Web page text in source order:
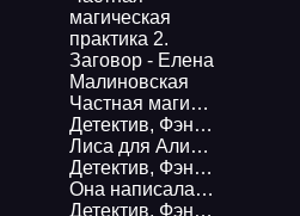
Частная магическая практика 2. Заговор - Елена Малиновская
Детектив, Фэнтези
Лиса для Алисы. Красная нить судьбы - Юлия Архарова
Детектив, Фэнтези
Она написала любовь - Тереза Тур
Детектив, Фэнтези